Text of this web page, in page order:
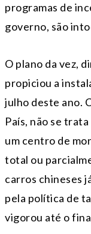
programas de
governo, são
O plano da vez,
propiciou a
julho deste ano.
País, não se
um centro de
total ou
carros chineses
pela política de
vigorou até o